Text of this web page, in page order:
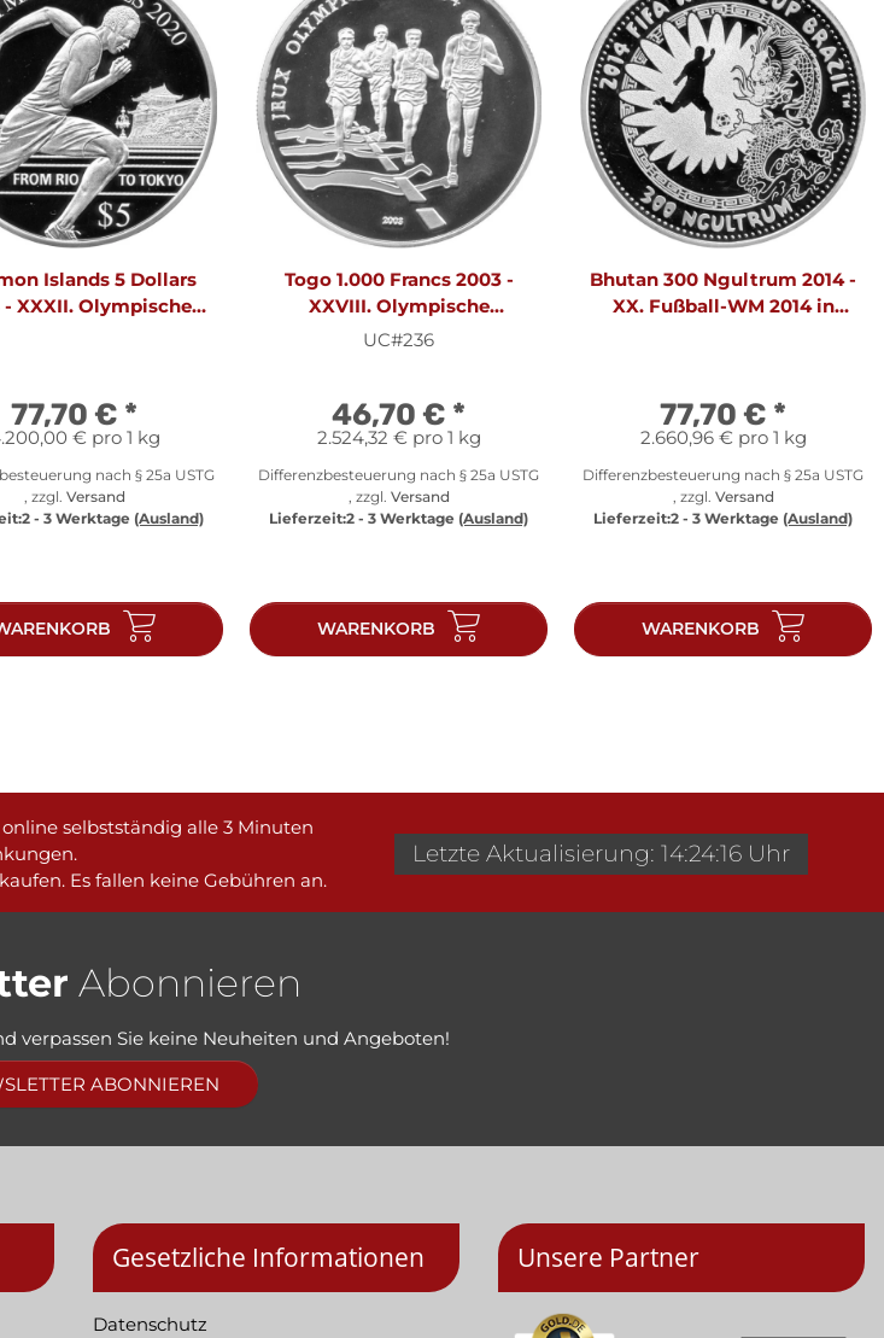
Islands 5 Dollars
- XXXII. Olympische
77,70 € *
€ pro 1 kg
nach § 25a USTG
, zzgl. Versand
2 - 3 Werktage (Ausland)
Togo 1.000 Francs 2003 -
XXVIII. Olympische
Sommerspiele 2004 in Athen
UC#236
46,70 € *
2.524,32 € pro 1 kg
Differenzbesteuerung nach § 25a USTG
, zzgl. Versand
Lieferzeit:2 - 3 Werktage (Ausland)
WARENKORB
Bhutan 300 Ngultrum 2014 -
XX. Fußball-WM 2014 in
77,70 € *
2.660,96 € pro 1 kg
Differenzbesteuerung nach § 25a USTG
, zzgl. Versand
Lieferzeit:2 - 3 Werktage (Ausland)
WARENKORB
selbstständig alle 3 Minuten
Es fallen keine Gebühren an.
Letzte Aktualisierung: 14:24:16 Uhr
Abonnieren
verpassen Sie keine Neuheiten und Angeboten!
ABONNIEREN
Gesetzliche Informationen
Datenschutz
Unsere Partner